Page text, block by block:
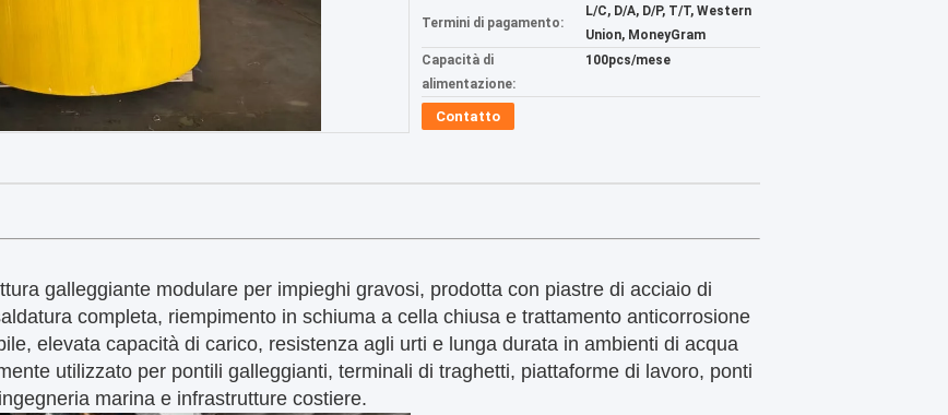
Termini di pagamento:
L/C, D/A, D/P, T/T, Western
Union, MoneyGram
Capacità di
alimentazione:
100pcs/mese
Contatto
galleggiante modulare per impieghi gravosi, prodotta con piastre di acciaio di
completa, riempimento in schiuma a cella chiusa e trattamento anticorrosione
elevata capacità di carico, resistenza agli urti e lunga durata in ambienti di acqua
utilizzato per pontili galleggianti, terminali di traghetti, piattaforme di lavoro, ponti
marina e infrastrutture costiere.